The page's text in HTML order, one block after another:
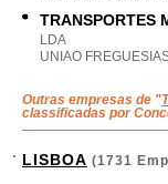
TRANSPORTES
LDA
UNIAO
Outras empresas de "
classificadas por
LISBOA (1731